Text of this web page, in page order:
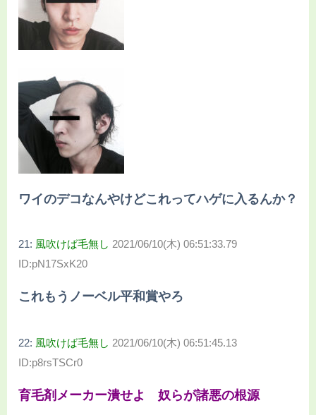
ワイのデコなんやけどこれってハゲに入るんか？
21: 風吹けば毛無し 2021/06/10(木) 06:51:33.79
ID:pN17SxK20
これもうノーベル平和賞やろ
22: 風吹けば毛無し 2021/06/10(木) 06:51:45.13
ID:p8rsTSCr0
育毛剤メーカー潰せよ 奴らが諸悪の根源